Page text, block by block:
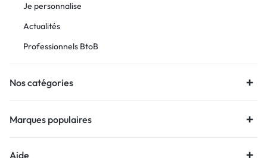
Je personnalise
Actualités
Professionnels BtoB
Nos catégories
Marques populaires
Aide